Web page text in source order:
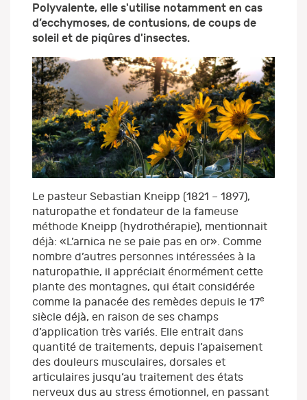
Polyvalente, elle s'utilise notamment en cas
d’ecchymoses, de contusions, de coups de
soleil et de piqûres d'insectes.
Le pasteur Sebastian Kneipp (1821 – 1897),
naturopathe et fondateur de la fameuse
méthode Kneipp (hydrothérapie), mentionnait
déjà: «L’arnica ne se paie pas en or». Comme
nombre d’autres personnes intéressées à la
naturopathie, il appréciait énormément cette
plante des montagnes, qui était considérée
comme la panacée des remèdes depuis le 17e
siècle déjà, en raison de ses champs
d’application très variés. Elle entrait dans
quantité de traitements, depuis l’apaisement
des douleurs musculaires, dorsales et
articulaires jusqu’au traitement des états
nerveux dus au stress émotionnel, en passant